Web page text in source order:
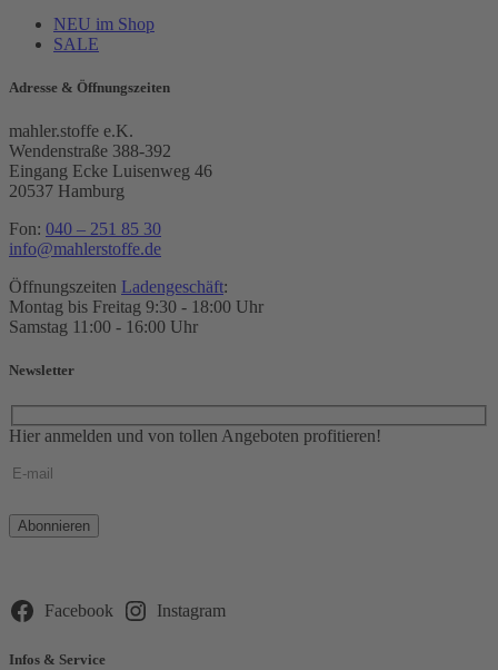
NEU im Shop
SALE
Adresse & Öffnungszeiten
mahler.stoffe e.K.
Wendenstraße 388-392
Eingang Ecke Luisenweg 46
20537 Hamburg
Fon: 040 – 251 85 30
info@mahlerstoffe.de
Öffnungszeiten Ladengeschäft:
Montag bis Freitag 9:30 - 18:00 Uhr
Samstag 11:00 - 16:00 Uhr
Newsletter
Hier anmelden und von tollen Angeboten profitieren!
Bitte
lasse
leer.
Facebook Instagram
Infos & Service